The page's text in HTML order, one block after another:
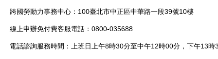
跨國勞動力事務中心：100臺北市中正區中華路一段39號10樓
線上申辦免付費客服電話：0800-035688
電話諮詢服務時間：上班日上午8時30分至中午12時00分，下午13